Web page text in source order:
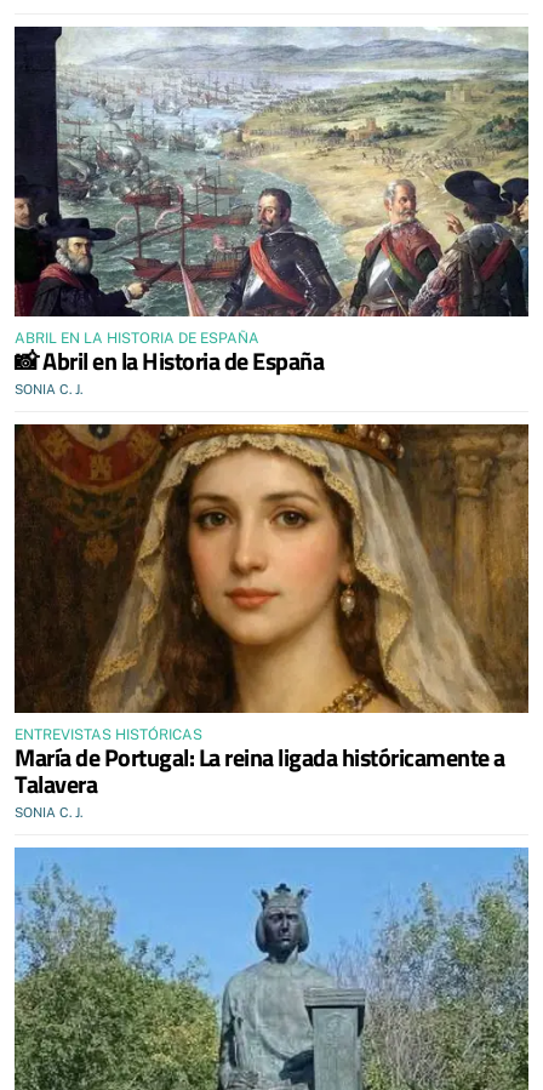
ABRIL EN LA HISTORIA DE ESPAÑA
📸 Abril en la Historia de España
SONIA C. J.
ENTREVISTAS HISTÓRICAS
María de Portugal: La reina ligada históricamente a
Talavera
SONIA C. J.